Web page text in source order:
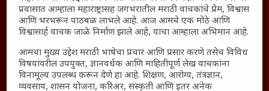
Polls Archive
Shop Unlimited
Thought For The Day
सामान्य आजारांवर गावठी उपाय – घरच्या घरी मिळवा प्राथमिक
आराम
प्रवासात आम्हाला महाराष्ट्रासह जगभरातील मराठी वाचकांचे प्रेम, विश्वास
आणि भरभरून पाठबळ लाभले आहे. आज आमचे एक मोठे आणि
विश्वासार्ह वाचक जाळे निर्माण झाले आहे, याचा आम्हाला अभिमान आहे.
आमचा मुख्य उद्देश मराठी भाषेचा प्रचार आणि प्रसार करणे तसेच विविध
विषयांवरील उपयुक्त, ज्ञानवर्धक आणि माहितीपूर्ण लेख वाचकांना
विनामूल्य उपलब्ध करून देणे हा आहे. शिक्षण, आरोग्य, तंत्रज्ञान,
व्यवसाय, शासन योजना, करिअर, संस्कृती आणि इतर अनेक